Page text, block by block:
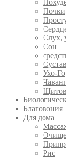
Почки
Слух,
Сон
Ухо-
Благовония
Для дома
Рис